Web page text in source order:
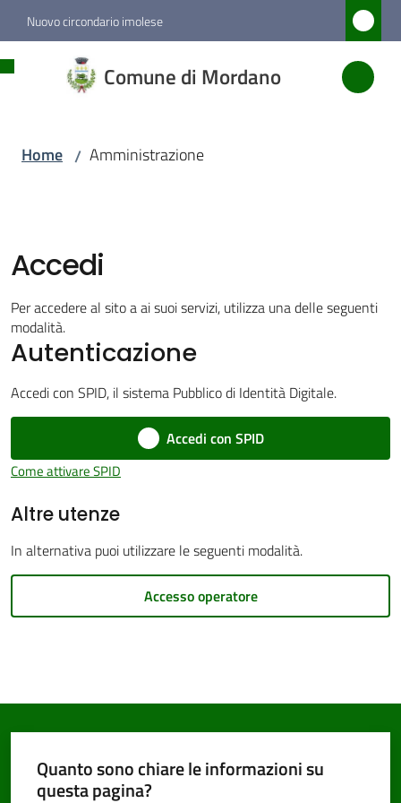
Vai al contenuto
Vai alla navigazione
Vai al footer
Nuovo circondario imolese
Comune di Mordano
di
Novità
Servizi
Mordano
PNRR
Servizi
line
Seguici
Home / Amministrazione
Accedi
Per accedere al sito a ai suoi servizi, utilizza una delle seguenti
modalità.
Autenticazione
Accedi con SPID, il sistema Pubblico di Identità Digitale.
Accedi con SPID
Come attivare SPID
Altre utenze
In alternativa puoi utilizzare le seguenti modalità.
Accesso operatore
Quanto sono chiare le informazioni su
questa pagina?